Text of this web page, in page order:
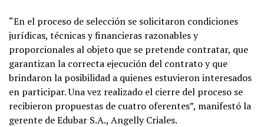
“En el proceso de selección se solicitaron condiciones
jurídicas, técnicas y financieras razonables y
proporcionales al objeto que se pretende contratar, que
garantizan la correcta ejecución del contrato y que
brindaron la posibilidad a quienes estuvieron interesados
en participar. Una vez realizado el cierre del proceso se
recibieron propuestas de cuatro oferentes”, manifestó la
gerente de Edubar S.A., Angelly Criales.